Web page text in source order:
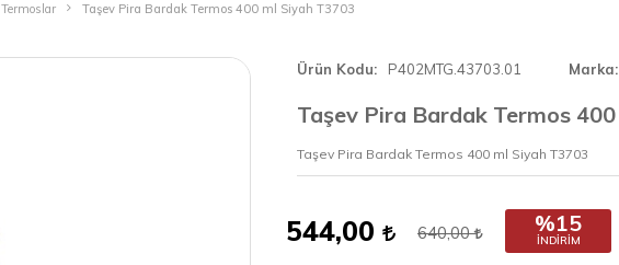
Termoslar Taşev Pira Bardak Termos 400 ml Siyah T3703
Ürün Kodu P402MTG.43703.01 Marka
Taşev Pira Bardak Termos
Taşev Pira Bardak Termos 400 ml Siyah T3703
544,00 640,00 %15
İNDIRIM